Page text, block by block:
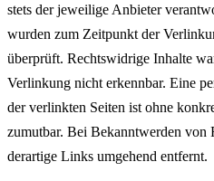
stets der jeweilige Anbieter
wurden zum Zeitpunkt der
überprüft. Rechtswidrige Inhalte
Verlinkung nicht erkennbar. Eine
der verlinkten Seiten ist ohne
zumutbar. Bei Bekanntwerden von
derartige Links umgehend entfernt.